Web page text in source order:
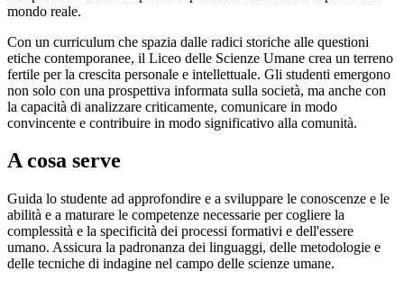
mondo reale.
Con un curriculum che spazia dalle radici storiche alle questioni
etiche contemporanee, il Liceo delle Scienze Umane crea un terreno
fertile per la crescita personale e intellettuale. Gli studenti emergono
non solo con una prospettiva informata sulla società, ma anche con
la capacità di analizzare criticamente, comunicare in modo
convincente e contribuire in modo significativo alla comunità.
A cosa serve
Guida lo studente ad approfondire e a sviluppare le conoscenze e le
abilità e a maturare le competenze necessarie per cogliere la
complessità e la specificità dei processi formativi e dell'essere
umano. Assicura la padronanza dei linguaggi, delle metodologie e
delle tecniche di indagine nel campo delle scienze umane.